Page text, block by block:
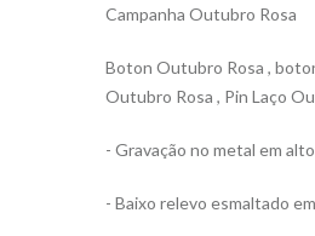
Campanha Outubro Rosa
Boton Outubro Rosa ,
Outubro Rosa , Pin Laço
- Gravação no metal em
- Baixo relevo esmaltado